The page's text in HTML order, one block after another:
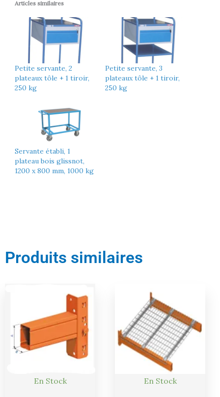
Articles similaires
Petite servante, 2
plateaux tôle + 1 tiroir,
250 kg
Petite servante, 3
plateaux tôle + 1 tiroir,
250 kg
Servante établi, 1
plateau bois glissnot,
1200 x 800 mm, 1000 kg
Produits similaires
En Stock En Stock